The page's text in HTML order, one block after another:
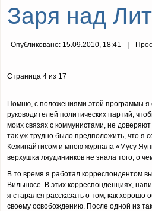
Заря над
Опубликовано: 15.09.2010, 18:41
Страница 4 из 17
Помню, с положениями этой программы я
руководителей полити­ческих партий,
моих связях с коммунистами, не
так уж трудно было предположить, что я
Кежинайтисом и мною журнала «Мусу
вер­хушка ляудининков не знала того, о
В то время я работал корреспондентом
Вильнюсе. В этих корреспонденциях,
я старался рассказать о том, как
своему освобождению. После одной из